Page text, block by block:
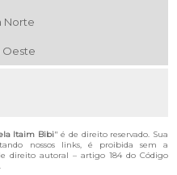
Norte
Oeste
Itaim Bibi" é de direito reservado. Sua
nossos links, é proibida sem a
direito autoral – artigo 184 do Código
.